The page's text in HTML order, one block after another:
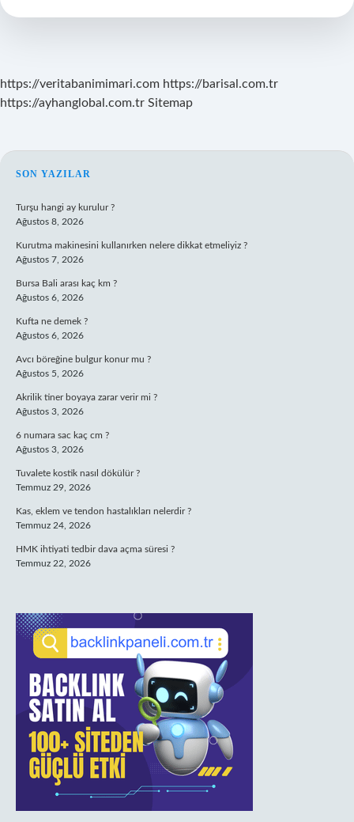
Ait
https://veritabanimimari.com https://barisal.com.tr
https://ayhanglobal.com.tr Sitemap
SIDEBAR
SON YAZILAR
Turşu hangi ay kurulur ?
Ağustos 8, 2026
Kurutma makinesini kullanırken nelere dikkat etmeliyiz ?
Ağustos 7, 2026
Bursa Bali arası kaç km ?
Ağustos 6, 2026
Kufta ne demek ?
Ağustos 6, 2026
Avcı böreğine bulgur konur mu ?
Ağustos 5, 2026
Akrilik tiner boyaya zarar verir mi ?
Ağustos 3, 2026
6 numara sac kaç cm ?
Ağustos 3, 2026
Tuvalete kostik nasıl dökülür ?
Temmuz 29, 2026
Kas, eklem ve tendon hastalıkları nelerdir ?
Temmuz 24, 2026
HMK ihtiyati tedbir dava açma süresi ?
Temmuz 22, 2026